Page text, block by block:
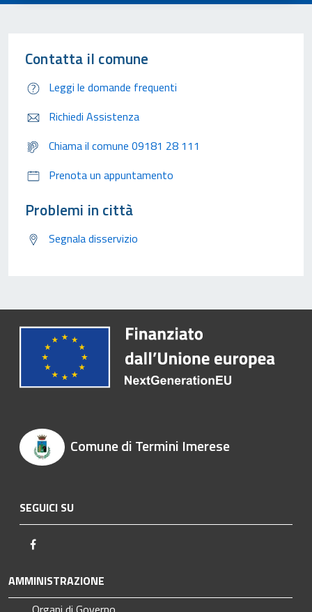
Contatta il comune
Leggi le domande frequenti
Richiedi Assistenza
Chiama il comune 09181 28 111
Prenota un appuntamento
Problemi in città
Segnala disservizio
Comune di Termini Imerese
SEGUICI SU
AMMINISTRAZIONE